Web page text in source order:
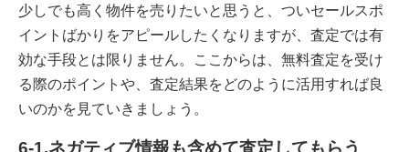
少しでも高く物件を売りたいと思うと、ついセールスポ
イントばかりをアピールしたくなりますが、査定では有
効な手段とは限りません。ここからは、無料査定を受け
る際のポイントや、査定結果をどのように活用すれば良
いのかを見ていきましょう。
6-1.ネガティブ情報も含めて査定してもらう